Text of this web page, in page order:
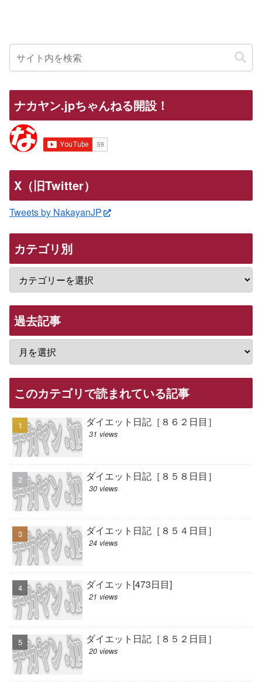
ナカヤン.jpちゃんねる開設！
X（旧Twitter）
Tweets by NakayanJP
カテゴリ別
過去記事
このカテゴリで読まれている記事
ダイエット日記［８６２日目］
31 views
ダイエット日記［８５８日目］
30 views
ダイエット日記［８５４日目］
24 views
ダイエット[473日目]
21 views
ダイエット日記［８５２日目］
20 views